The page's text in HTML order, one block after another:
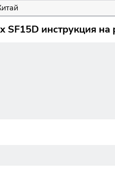
SF15D инструкция